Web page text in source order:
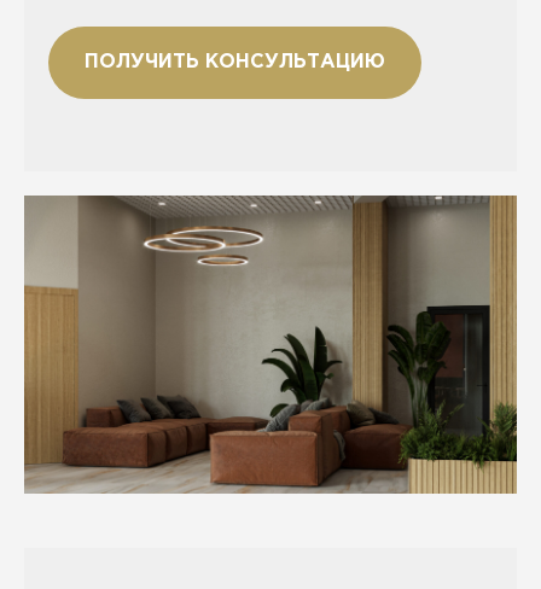
ПОЛУЧИТЬ КОНСУЛЬТАЦИЮ